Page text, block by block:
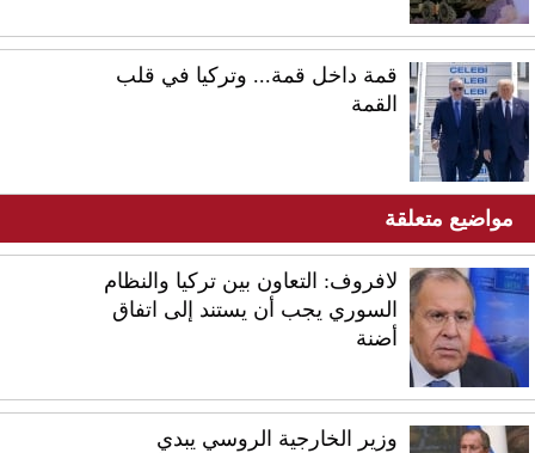
قمة داخل قمة... وتركيا في قلب
القمة
مواضيع متعلقة
لافروف: التعاون بين تركيا والنظام
السوري يجب أن يستند إلى اتفاق
أضنة
وزير الخارجية الروسي يبدي